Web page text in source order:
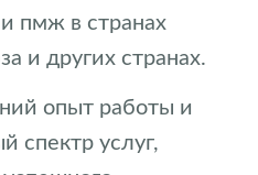
пмж в странах
и других странах.
опыт работы и
спектр услуг,